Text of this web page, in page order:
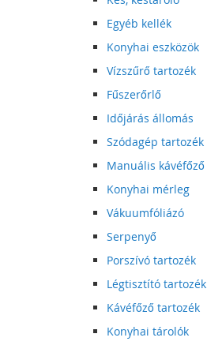
Egyéb kellék
Konyhai eszközök
Vízszűrő tartozék
Fűszerőrlő
Időjárás állomás
Szódagép tartozék
Manuális kávéfőző
Konyhai mérleg
Vákuumfóliázó
Serpenyő
Porszívó tartozék
Légtisztító tartozék
Kávéfőző tartozék
Konyhai tárolók